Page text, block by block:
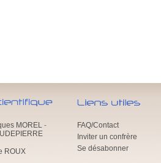
MOREL -
ROUX
FAQ/Contact
Inviter un confrère
Se désabonner